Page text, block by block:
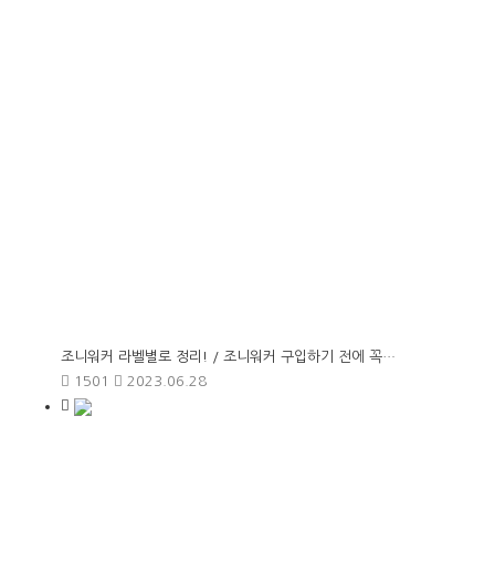
조니워커 라벨별로 정리! / 조니워커 구입하기 전에 꼭…
1501
2023.06.28